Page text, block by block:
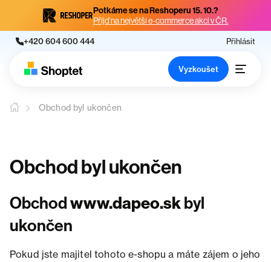
Potkáme se na Reshoperu 15. 10.?
Přijď na největší e-commerce akci v ČR.
+420 604 600 444 Přihlásit
Vyzkoušet
Obchod byl ukončen
Obchod byl ukončen
Obchodwww.dapeo.skbyl
ukončen
Pokud jste majitel tohoto e-shopu a máte zájem o jeho